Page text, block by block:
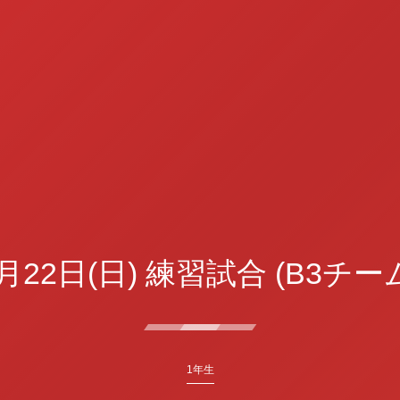
22日(日) 練習試合 (B3チー
1年生